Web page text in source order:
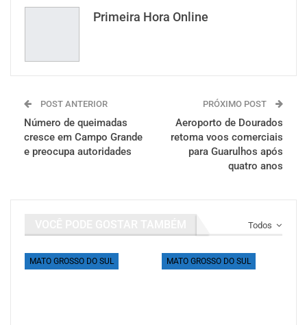
Primeira Hora Online
POST ANTERIOR
Número de queimadas
cresce em Campo Grande
e preocupa autoridades
PRÓXIMO POST
Aeroporto de Dourados
retoma voos comerciais
para Guarulhos após
quatro anos
Todos
MATO GROSSO DO SUL MATO GROSSO DO SUL